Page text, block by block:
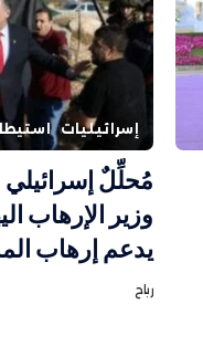
إسرائيليات
مُحلِّلٌ
وزير الإرهاب
يدعم إرهاب
رباح